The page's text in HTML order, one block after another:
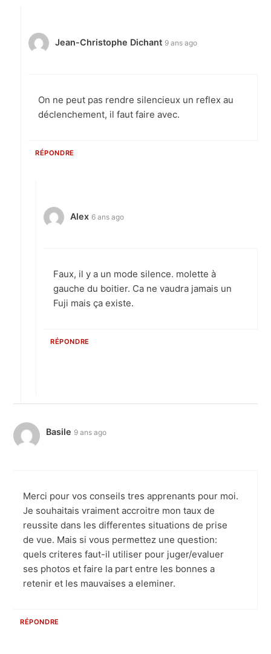
Jean-Christophe Dichant 9 ans ago
On ne peut pas rendre silencieux un reflex au
déclenchement, il faut faire avec.
RÉPONDRE
Alex 6 ans ago
Faux, il y a un mode silence. molette à
gauche du boitier. Ca ne vaudra jamais un
Fuji mais ça existe.
RÉPONDRE
Basile 9 ans ago
Merci pour vos conseils tres apprenants pour moi.
Je souhaitais vraiment accroitre mon taux de
reussite dans les differentes situations de prise
de vue. Mais si vous permettez une question:
quels criteres faut-il utiliser pour juger/evaluer
ses photos et faire la part entre les bonnes a
retenir et les mauvaises a eleminer.
RÉPONDRE